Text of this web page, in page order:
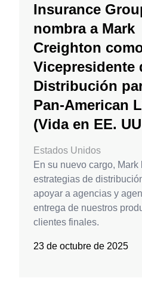
Insurance
nombra a Mark
Creighton
Vicepresidente
Distribución
Pan-American
(Vida en EE.
Estados Unidos
En su nuevo cargo, Mark
estrategias de
apoyar a agencias y
entrega de nuestros
clientes finales.
23 de octubre de 2025